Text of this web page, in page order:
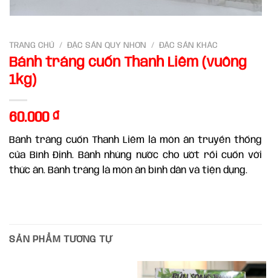
TRANG CHỦ / ĐẶC SẢN QUY NHƠN / ĐẶC SẢN KHÁC
Bánh tráng cuốn Thanh Liêm (vuông
1kg)
60.000 ₫
Bánh tráng cuốn Thanh Liêm là món ăn truyền thống
của Bình Định. Bánh nhúng nước cho ướt rồi cuốn với
thức ăn. Bánh tráng là món ăn bình dân và tiện dụng.
SẢN PHẨM TƯƠNG TỰ